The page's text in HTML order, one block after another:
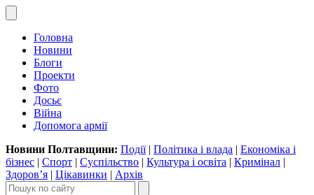
Головна
Новини
Блоги
Проекти
Фото
Досьє
Війна
Допомога армії
Новини Полтавщини: Події| Політика і влада | Економіка і
бізнес | Спорт | Суспільство | Культура і освіта | Кримінал |
Здоров’я | Цікавинки | Архів